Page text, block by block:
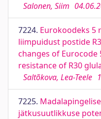
Salonen, Siim
7224. Eurokoodeks 5
liimpuidust postide
changes of
resistance of R30
Saltõkova, Lea-Teele
7225.
jätkusuutlikkuse